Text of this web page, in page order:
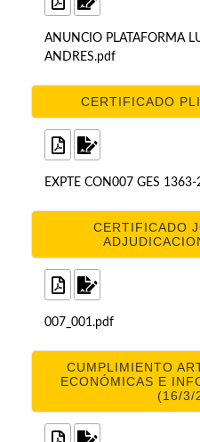
ANUNCIO PLATAFORMA
ANDRES.pdf
CERTIFICADO
EXPTE CON007 GES
CERTIFICADO
007_001.pdf
CUMPLIMIENTO
ECONÓMICAS E
(16/3/